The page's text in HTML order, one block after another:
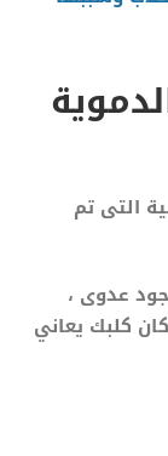
التى تم
عدوى ،
كلبك يعاني